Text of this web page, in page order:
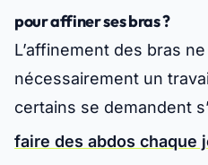
pour affiner ses bras ?
L’affinement des bras
nécessairement un
certains se demandent
faire des abdos chaque